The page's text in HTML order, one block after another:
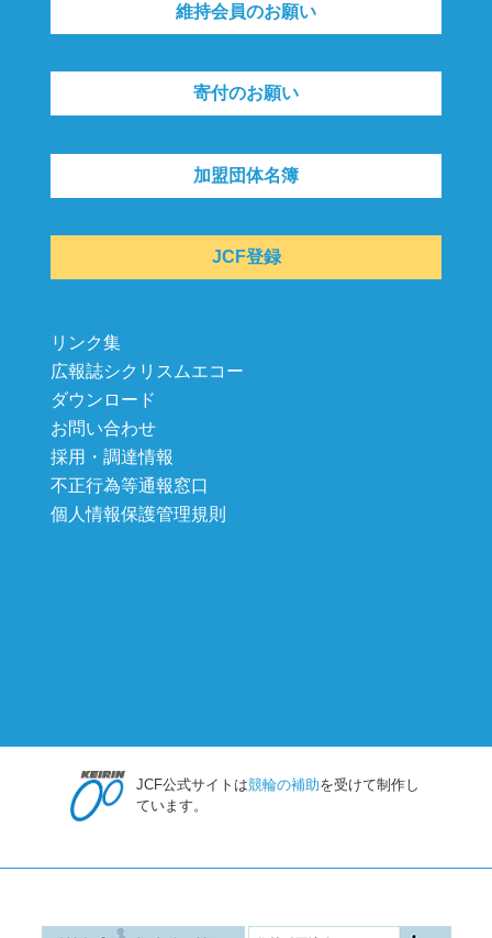
維持会員のお願い
寄付のお願い
加盟団体名簿
JCF登録
リンク集
広報誌シクリスムエコー
ダウンロード
お問い合わせ
採用・調達情報
不正行為等通報窓口
個人情報保護管理規則
JCF公式サイトは競輪の補助を受けて制作し
ています。